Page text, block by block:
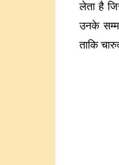
लेता है
उनके
ताकि